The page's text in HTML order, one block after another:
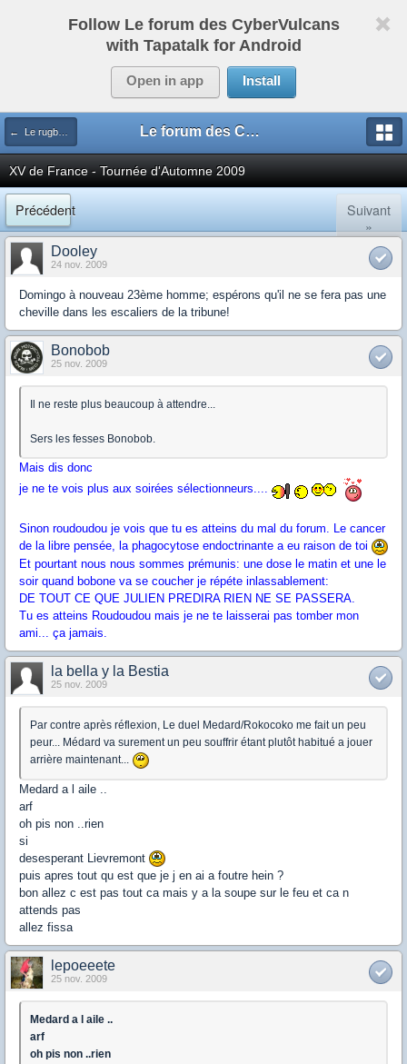
Follow Le forum des CyberVulcans
with Tapatalk for Android
Open in app Install
← Le rugby international Le forum des CyberVulcans
XV de France - Tournée d'Automne 2009
Précédent
Suivant
»
Dooley
24 nov. 2009
Domingo à nouveau 23ème homme; espérons qu'il ne se fera pas une
cheville dans les escaliers de la tribune!
Bonobob
25 nov. 2009
Il ne reste plus beaucoup à attendre...
Sers les fesses Bonobob.
Mais dis donc
je ne te vois plus aux soirées sélectionneurs....
Sinon roudoudou je vois que tu es atteins du mal du forum. Le cancer
de la libre pensée, la phagocytose endoctrinante a eu raison de toi
Et pourtant nous nous sommes prémunis: une dose le matin et une le
soir quand bobone va se coucher je répéte inlassablement:
DE TOUT CE QUE JULIEN PREDIRA RIEN NE SE PASSERA.
Tu es atteins Roudoudou mais je ne te laisserai pas tomber mon
ami... ça jamais.
la bella y la Bestia
25 nov. 2009
Par contre après réflexion, Le duel Medard/Rokocoko me fait un peu
peur... Médard va surement un peu souffrir étant plutôt habitué a jouer
arrière maintenant...
Medard a l aile ..
arf
oh pis non ..rien
si
desesperant Lievremont
puis apres tout qu est que je j en ai a foutre hein ?
bon allez c est pas tout ca mais y a la soupe sur le feu et ca n
attends pas
allez fissa
lepoeeete
25 nov. 2009
Medard a l aile ..
arf
oh pis non ..rien